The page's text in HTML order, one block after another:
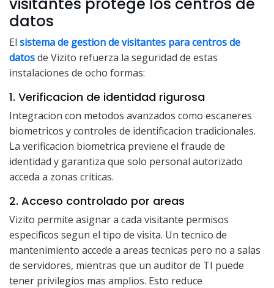
datos
El sistema de gestion de visitantes para centros de
datosde Vizito refuerza la seguridad de estas
instalaciones de ocho formas:
1. Verificacion de identidad rigurosa
Integracion con metodos avanzados como escaneres
biometricos y controles de identificacion tradicionales.
La verificacion biometrica previene el fraude de
identidad y garantiza que solo personal autorizado
acceda a zonas criticas.
2. Acceso controlado por areas
Vizito permite asignar a cada visitante permisos
especificos segun el tipo de visita. Un tecnico de
mantenimiento accede a areas tecnicas pero no a salas
de servidores, mientras que un auditor de TI puede
tener privilegios mas amplios. Esto reduce